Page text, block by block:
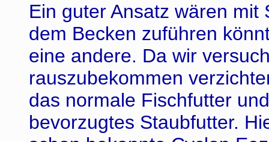
Ein guter Ansatz wären
dem Becken zuführen
eine andere. Da wir
rauszubekommen
das normale Fischfutter
bevorzugtes Staubfutter.